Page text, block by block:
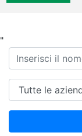
"
Ricerca
Azienda